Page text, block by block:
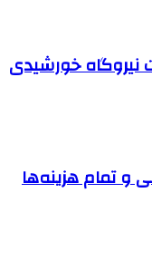
خورشیدی
و تمام هزینه‌ها